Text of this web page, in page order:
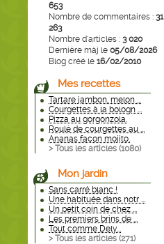
653
Nombre de commentaires : 31
263
Nombre d'articles : 3 020
Dernière màj le 05/08/2026
Blog créé le 16/02/2010
Mes recettes
Tartare jambon, melon ...
Courgettes à la bologn ...
Pizza au gorgonzola.
Roulé de courgettes au ...
Ananas façon mojito.
> Tous les articles (1080)
Mon jardin
Sans carré blanc !
Une habituée dans notr ...
Un petit coin de chez ...
Les premiers brins de ...
Tout comme Dely...
> Tous les articles (271)